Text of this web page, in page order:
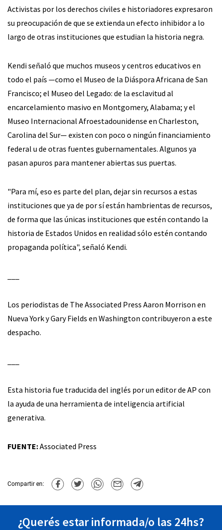
Activistas por los derechos civiles e historiadores expresaron
su preocupación de que se extienda un efecto inhibidor a lo
largo de otras instituciones que estudian la historia negra.
Kendi señaló que muchos museos y centros educativos en
todo el país —como el Museo de la Diáspora Africana de San
Francisco; el Museo del Legado: de la esclavitud al
encarcelamiento masivo en Montgomery, Alabama; y el
Museo Internacional Afroestadounidense en Charleston,
Carolina del Sur— existen con poco o ningún financiamiento
federal u de otras fuentes gubernamentales. Algunos ya
pasan apuros para mantener abiertas sus puertas.
"Para mí, eso es parte del plan, dejar sin recursos a estas
instituciones que ya de por sí están hambrientas de recursos,
de forma que las únicas instituciones que estén contando la
historia de Estados Unidos en realidad sólo estén contando
propaganda política", señaló Kendi.
Los periodistas de The Associated Press Aaron Morrison en
Nueva York y Gary Fields en Washington contribuyeron a este
despacho.
Esta historia fue traducida del inglés por un editor de AP con
la ayuda de una herramienta de inteligencia artificial
generativa.
FUENTE:Associated Press
Compartir en:
¿Querés estar informada/o las 24hs?